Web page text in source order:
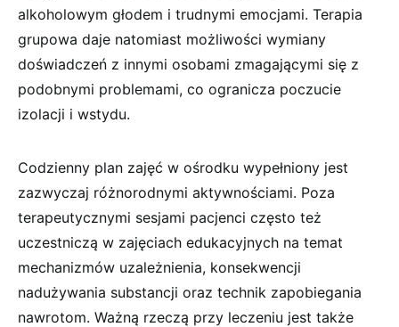
alkoholowym głodem i trudnymi emocjami. Terapia
grupowa daje natomiast możliwości wymiany
doświadczeń z innymi osobami zmagającymi się z
podobnymi problemami, co ogranicza poczucie
izolacji i wstydu.
Codzienny plan zajęć w ośrodku wypełniony jest
zazwyczaj różnorodnymi aktywnościami. Poza
terapeutycznymi sesjami pacjenci często też
uczestniczą w zajęciach edukacyjnych na temat
mechanizmów uzależnienia, konsekwencji
nadużywania substancji oraz technik zapobiegania
nawrotom. Ważną rzeczą przy leczeniu jest także